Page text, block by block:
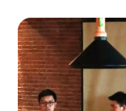
Harga
Hubungi
Hardware
Harga